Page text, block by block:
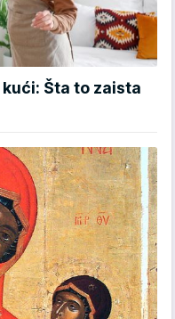
Šta to zaista